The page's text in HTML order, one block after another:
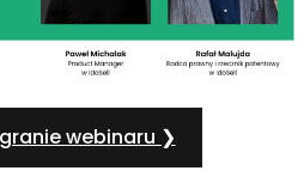
webinaru ❯